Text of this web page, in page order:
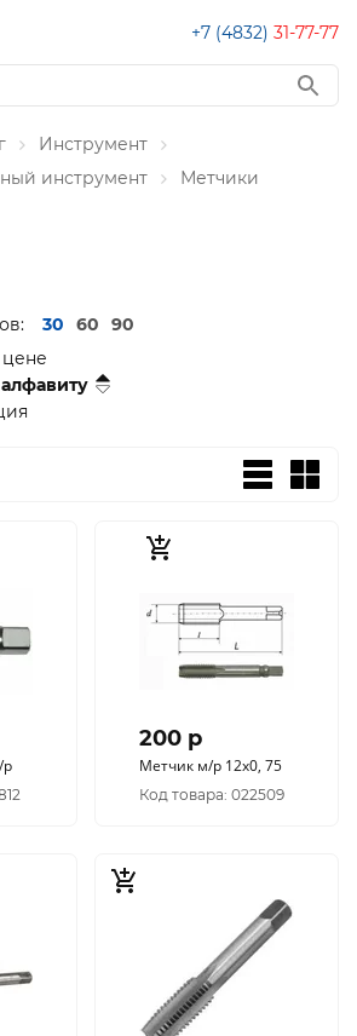
+7 (4832) 31-77-77
Инструмент
инструмент
Метчики
30 60
90
р
200 p
Метчик м/р 12х0, 75
Код товара: 022509